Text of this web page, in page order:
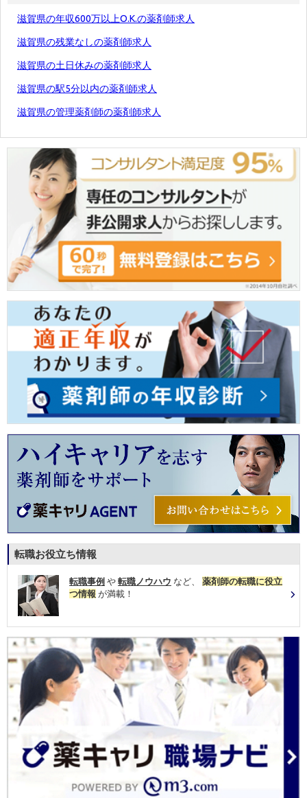
滋賀県の年収600万以上O.K.の薬剤師求人
滋賀県の残業なしの薬剤師求人
滋賀県の土日休みの薬剤師求人
滋賀県の駅5分以内の薬剤師求人
滋賀県の管理薬剤師の薬剤師求人
転職お役立ち情報
転職事例 や 転職ノウハウ など、 薬剤師の転職に役立
つ情報 が満載！